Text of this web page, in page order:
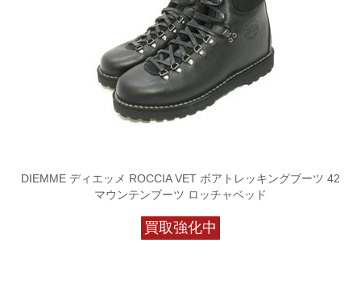
DIEMME ディエッメ ROCCIA VET ボアトレッキングブーツ 42
マウンテンブーツ ロッチャベッド
買取強化中